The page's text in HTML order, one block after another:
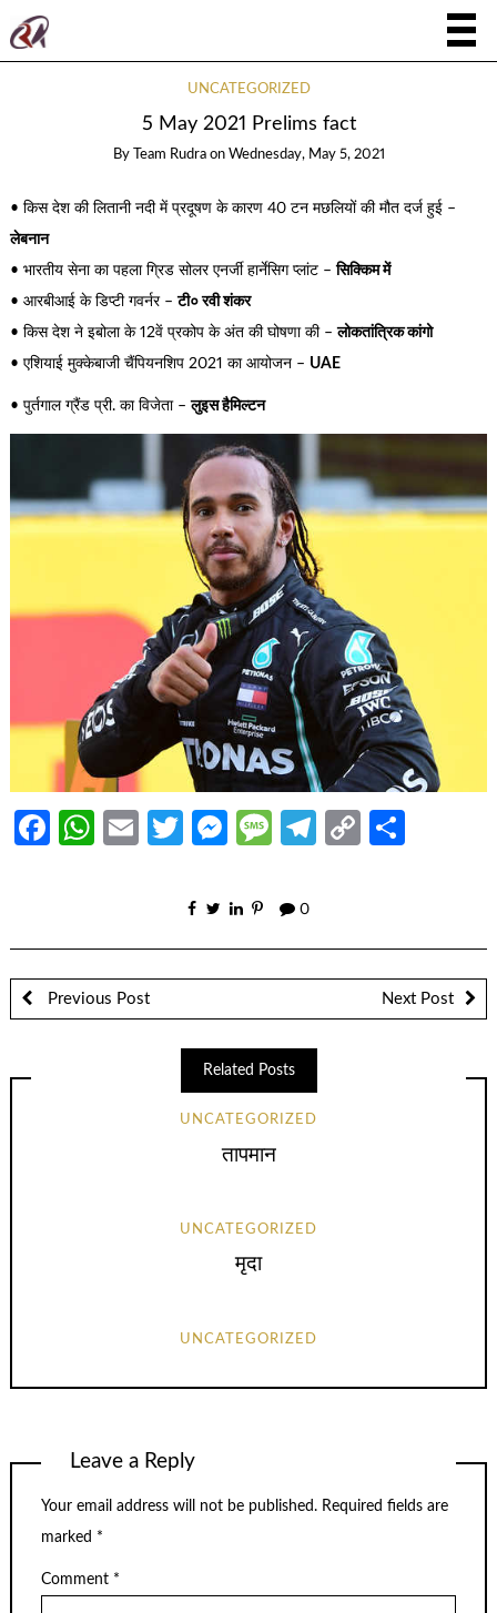
UNCATEGORIZED
5 May 2021 Prelims fact
By Team Rudra on Wednesday, May 5, 2021
• किस देश की लितानी नदी में प्रदूषण के कारण 40 टन मछलियों की मौत दर्ज हुई –
लेबनान
• भारतीय सेना का पहला ग्रिड सोलर एनर्जी हार्नेसिग प्लांट –सिक्किम में
• आरबीआई के डिप्टी गवर्नर –टी० रवी शंकर
• किस देश ने इबोला के 12वें प्रकोप के अंत की घोषणा की –लोकतांत्रिक कांगो
• एशियाई मुक्केबाजी चैंपियनशिप 2021 का आयोजन – UAE
• पुर्तगाल ग्रैंड प्री. का विजेता –लुइस हैमिल्टन
Facebook
WhatsApp
EmailTwitter
Messenger
Message
Telegram
Copy
0
Previous Post Next Post
Related Posts
UNCATEGORIZED
तापमान
UNCATEGORIZED
मृदा
UNCATEGORIZED
Leave a Reply
Your email address will not be published. Required fields are
marked *
Comment *